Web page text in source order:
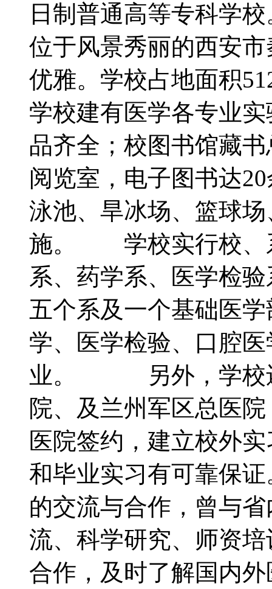
日制普通高等专科
位于风景秀丽的西安
优雅。学校占地面积
学校建有医学各专业
品齐全；校图书馆藏
阅览室，电子图书达
泳池、旱冰场、篮球
施。 学校实行校、
系、药学系、医学检
五个系及一个基础医
学、医学检验、口腔
业。 另外，学校还
院、及兰州军区总医
医院签约，建立校外
和毕业实习有可靠保
的交流与合作，曾与
流、科学研究、师资
合作，及时了解国内